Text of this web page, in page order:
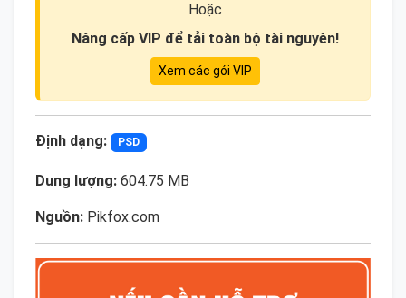
Hoặc
Nâng cấp VIP để tải toàn bộ tài nguyên!
Xem các gói VIP
Định dạng: PSD
Dung lượng: 604.75 MB
Nguồn: Pikfox.com